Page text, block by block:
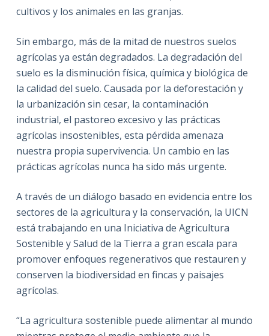
cultivos y los animales en las granjas.
Sin embargo, más de la mitad de nuestros suelos
agrícolas ya están degradados. La degradación del
suelo es la disminución física, química y biológica de
la calidad del suelo. Causada por la deforestación y
la urbanización sin cesar, la contaminación
industrial, el pastoreo excesivo y las prácticas
agrícolas insostenibles, esta pérdida amenaza
nuestra propia supervivencia. Un cambio en las
prácticas agrícolas nunca ha sido más urgente.
A través de un diálogo basado en evidencia entre los
sectores de la agricultura y la conservación, la UICN
está trabajando en una Iniciativa de Agricultura
Sostenible y Salud de la Tierra a gran escala para
promover enfoques regenerativos que restauren y
conserven la biodiversidad en fincas y paisajes
agrícolas.
“La agricultura sostenible puede alimentar al mundo